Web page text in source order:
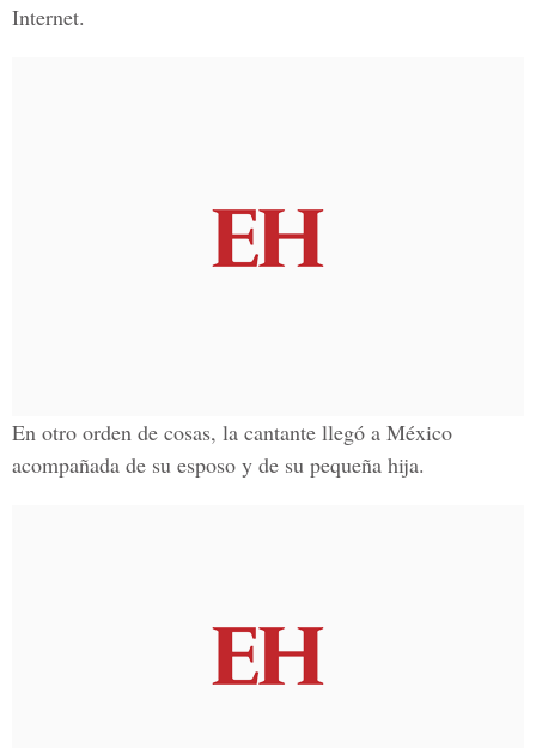
Internet.
En otro orden de cosas, la cantante llegó a México
acompañada de su esposo y de su pequeña hija.